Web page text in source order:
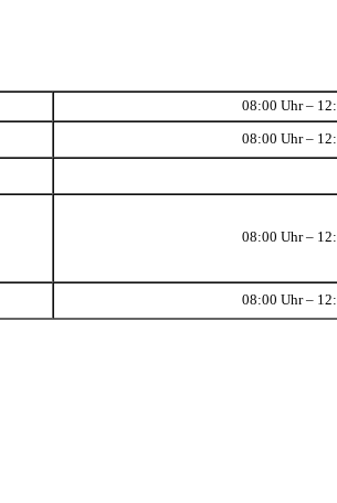
08:00 Uhr –
08:00 Uhr –
08:00 Uhr –
08:00 Uhr –